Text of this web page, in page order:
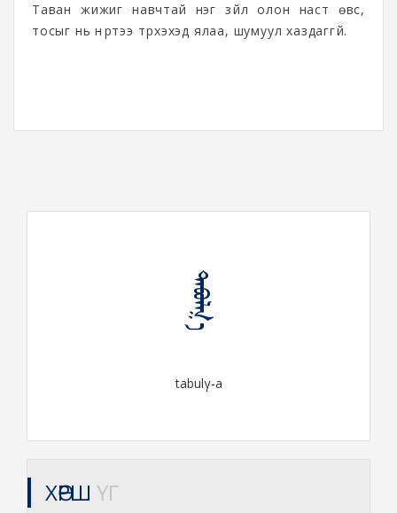
Таван жижиг навчтай нэг зүйл олон наст өвс,
тосыг нь нүүртээ түрхэхэд ялаа, шумуул хаздаггүй.
ᠲᠠᠪᠤᠯᠭ᠎ᠠ
tabulγ-a
ХӨРШ ҮГ